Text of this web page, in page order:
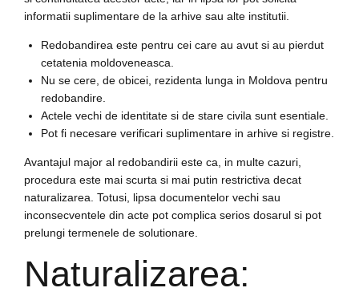
informatii suplimentare de la arhive sau alte institutii.
Redobandirea este pentru cei care au avut si au pierdut
cetatenia moldoveneasca.
Nu se cere, de obicei, rezidenta lunga in Moldova pentru
redobandire.
Actele vechi de identitate si de stare civila sunt esentiale.
Pot fi necesare verificari suplimentare in arhive si registre.
Avantajul major al redobandirii este ca, in multe cazuri,
procedura este mai scurta si mai putin restrictiva decat
naturalizarea. Totusi, lipsa documentelor vechi sau
inconsecventele din acte pot complica serios dosarul si pot
prelungi termenele de solutionare.
Naturalizarea: